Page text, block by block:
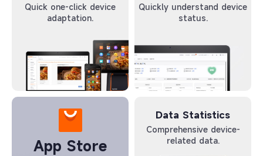
Quick one-click device
adaptation.
Quickly understand device
status.
App Store
Data Statistics
Comprehensive device-
related data.